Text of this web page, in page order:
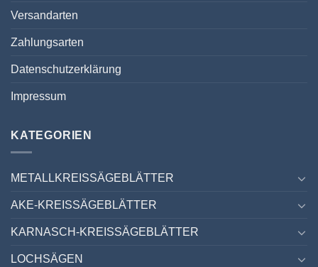
Versandarten
Zahlungsarten
Datenschutzerklärung
Impressum
KATEGORIEN
METALLKREISSÄGEBLÄTTER
AKE-KREISSÄGEBLÄTTER
KARNASCH-KREISSÄGEBLÄTTER
LOCHSÄGEN